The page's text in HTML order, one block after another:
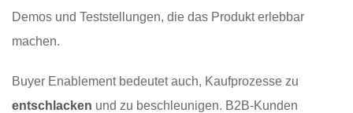
Demos und Teststellungen, die das Produkt erlebbar
machen.
Buyer Enablement bedeutet auch, Kaufprozesse zu
entschlacken und zu beschleunigen. B2B-Kunden